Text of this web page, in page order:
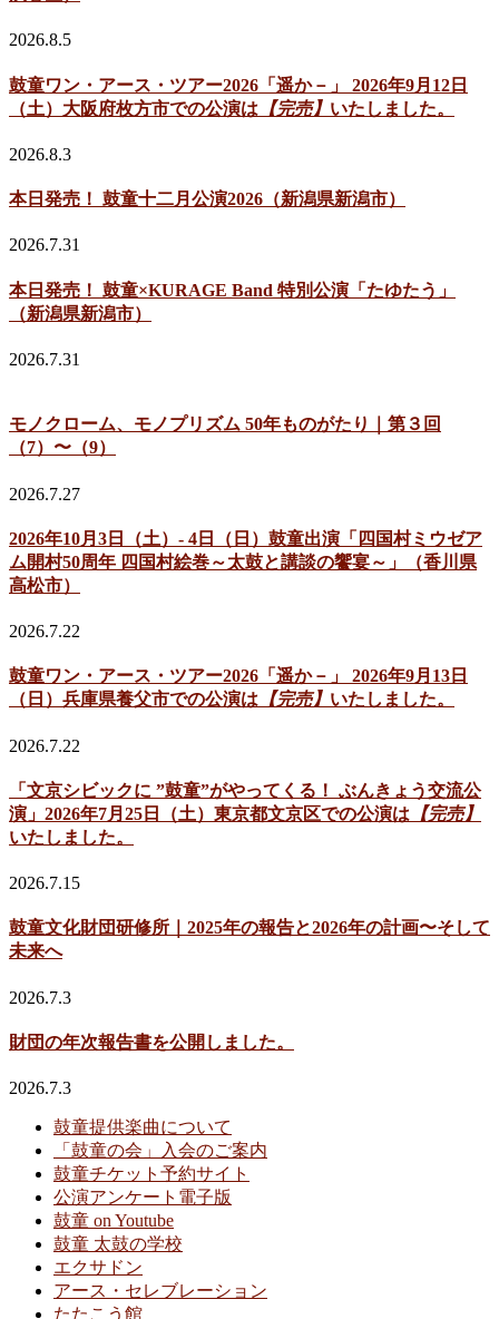
2026.8.5
鼓童ワン・アース・ツアー2026「遥か－」 2026年9月12日
（土）大阪府枚方市での公演は 【完売】 いたしました。
2026.8.3
本日発売！ 鼓童十二月公演2026（新潟県新潟市）
2026.7.31
本日発売！ 鼓童×KURAGE Band 特別公演「たゆたう」
（新潟県新潟市）
2026.7.31
モノクローム、モノプリズム 50年ものがたり｜第３回
（7）〜（9）
2026.7.27
2026年10月3日（土）- 4日（日）鼓童出演「四国村ミウゼア
ム開村50周年 四国村絵巻～太鼓と講談の饗宴～」（香川県
高松市）
2026.7.22
鼓童ワン・アース・ツアー2026「遥か－」 2026年9月13日
（日）兵庫県養父市での公演は 【完売】 いたしました。
2026.7.22
「文京シビックに ”鼓童”がやってくる！ ぶんきょう交流公
演」2026年7月25日（土）東京都文京区での公演は 【完売】
いたしました。
2026.7.15
鼓童文化財団研修所｜2025年の報告と2026年の計画〜そして
未来へ
2026.7.3
財団の年次報告書を公開しました。
2026.7.3
鼓童提供楽曲について
「鼓童の会」入会のご案内
鼓童チケット予約サイト
公演アンケート電子版
鼓童 on Youtube
鼓童 太鼓の学校
エクサドン
アース・セレブレーション
たたこう館